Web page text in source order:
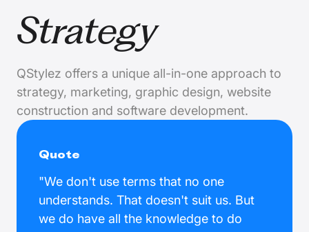
Strategy
QStylez offers a unique all-in-one approach to
strategy, marketing, graphic design, website
construction and software development.
Quote
"We don't use terms that no one
understands. That doesn't suit us. But
we do have all the knowledge to do